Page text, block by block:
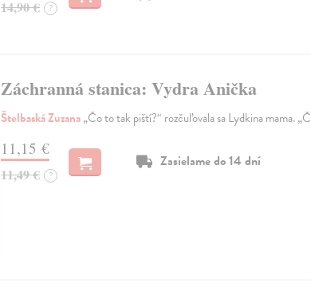
14,90 € ?
Záchranná stanica: Vydra Anička
Štelbaská Zuzana„Čo to tak piští?“ rozčuľovala sa Lydkina mama.
11,15 €
11,49 € ?
Zasielame do 14 dní